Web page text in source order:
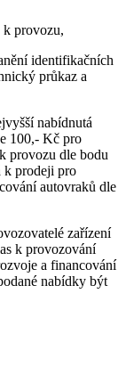
k provozu,
identifikačních
průkaz a
nabídnutá
100,- Kč pro
provozu dle bodu
k prodeji pro
autovraků dle
zařízení
k provozování
a financování
nabídky být